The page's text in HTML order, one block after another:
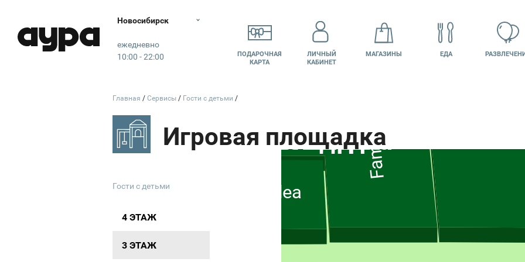
Аура
Новосибирск
ежедневно
10:00 - 22:00
ПОДАРОЧНАЯ
КАРТА
ЛИЧНЫЙ
КАБИНЕТ
МАГАЗИНЫ ЕДА
КИНО ВАКАНСИИ
Гости с детьми
4 ЭТАЖ
3 ЭТАЖ
Эльдорадо
Familia
Midea
Главная Сервисы Гости с детьми